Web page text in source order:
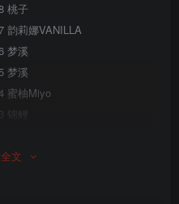
桃子
韵莉娜VANILLA
梦溪
梦溪
蜜柚Miyo
鲤
茉
文